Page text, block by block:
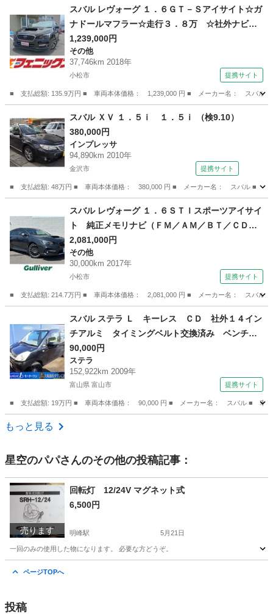
フォレスター
スバル レヴォーグ １．６ＧＴ－Ｓアイサイト☆ガ
ナドールマフラー☆走行３．８万 ☆社外ナビ☆
ＴＶ☆Ｂｌｕｅｔｏｏｔｈ☆バックカメラ☆パワ
ーシート☆シートヒーター☆前後ドラレコ☆サン
ルーフ☆ＥＴＣ☆レーダー探知機☆デジタルイン
ナーミラー☆電子パーキングブレーキ☆禁煙車☆
試乗ＯＫ （検9.9）
1,239,000円
その他
37,746km 2018年
小松市 提携サイト
■ 支払総額: 135.9万円 ■ 車両本体価格： 1,239,000 円 ■ メーカー名： スバル
その他
スバル ＸＶ １．５ｉ １．５ｉ （検9.10）
380,000円
インプレッサ
94,890km 2010年
金沢市 提携サイト
■ 支払総額: 48万円 ■ 車両本体価格： 380,000 円 ■ メーカー名： スバル ■
インプレッサ
スバル レヴォーグ １．６ＳＴＩスポーツアイサイ
ト 純正メモリナビ（ＦＭ／ＡＭ／ＢＴ／ＣＤ／
ＤＶＤ） フルセグＴＶ バックカメラＥＴＣ
プッシュスタート パドルシフト ４ＷＤ オー
トクルーズコントロール Ｄ席、Ｎ席パワーシー
2,081,000円
その他
30,000km 2017年
小松市 提携サイト
■ 支払総額: 214.7万円 ■ 車両本体価格： 2,081,000 円 ■ メーカー名： スバル ■
その他
スバル ステラ Ｌ キーレス ＣＤ 社外１４イン
チアルミ タイミングベルト交換済み ベンチシ
ート 衝突安全ボディ 盗難防止システム デュ
アルエアバッグ （車検整備付）
90,000円
ステラ
152,922km 2009年
富山県 富山市 提携サイト
■ 支払総額: 19万円 ■ 車両本体価格： 90,000 円 ■ メーカー名： スバル ■ 車
富山 富山市
もっと見る
星空のパパさんのその他の投稿記事：
売ります
回転灯 12/24V マグネット式
6,500円
明峰駅 5月21日
一回のみの使用した物になります。 必要な方どうぞ。
ページTOPへ
投稿